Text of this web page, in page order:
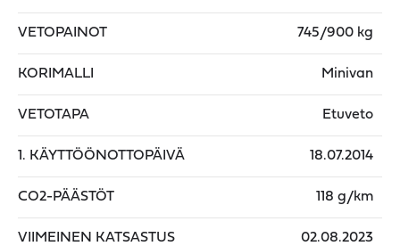
VETOPAINOT 745/900 kg
KORIMALLI Minivan
VETOTAPA Etuveto
1. KÄYTTÖÖNOTTOPÄIVÄ 18.07.2014
CO2-PÄÄSTÖT 118 g/km
VIIMEINEN KATSASTUS 02.08.2023